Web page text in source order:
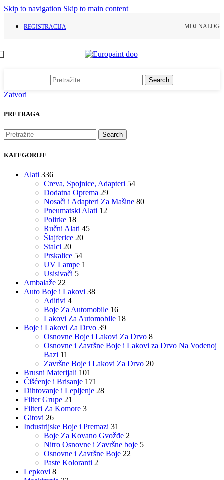
Skip to navigation Skip to main content
REGISTRACIJA MOJ NALOG
Search
Zatvori
PRETRAGA
Search
KATEGORIJE
Alati 336
Creva, Spojnice, Adapteri 54
Dodatna Oprema 29
Nosači i Adapteri Za Mašine 80
Pneumatski Alati 12
Polirke 18
Ručni Alati 45
Šlajferice 20
Stalci 20
Prskalice 54
UV Lampe 1
Usisivači 5
Ambalaže 22
Auto Boje i Lakovi 38
Aditivi 4
Boje Za Automobile 16
Lakovi Za Automobile 18
Boje i Lakovi Za Drvo 39
Osnovne Boje i Lakovi Za Drvo 8
Osnovne i Završne Boje i Lakovi za Drvo Na Vodenoj
Bazi 11
Završne Boje i Lakovi Za Drvo 20
Brusni Materijali 101
Čišćenje i Brisanje 171
Dihtovanje i Lepljenje 28
Filter Grupe 21
Filteri Za Komore 3
Gitovi 26
Industrijske Boje i Premazi 31
Boje Za Kovano Gvožđe 2
Nitro Osnovne i Završne boje 5
Osnovne i Završne Boje 22
Paste Koloranti 2
Lepkovi 8